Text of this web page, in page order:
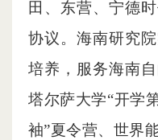
田、东营、宁德
协议。海南研究
培养，服务海南
塔尔萨大学“开学
袖”夏令营、世界